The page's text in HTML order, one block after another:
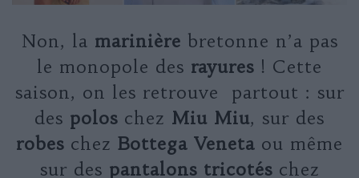
Non, la marinière bretonne n’a pas
le monopole des rayures ! Cette
saison, on les retrouve partout : sur
des polos chez Miu Miu, sur des
robes chez Bottega Veneta ou même
sur des pantalons tricotés chez